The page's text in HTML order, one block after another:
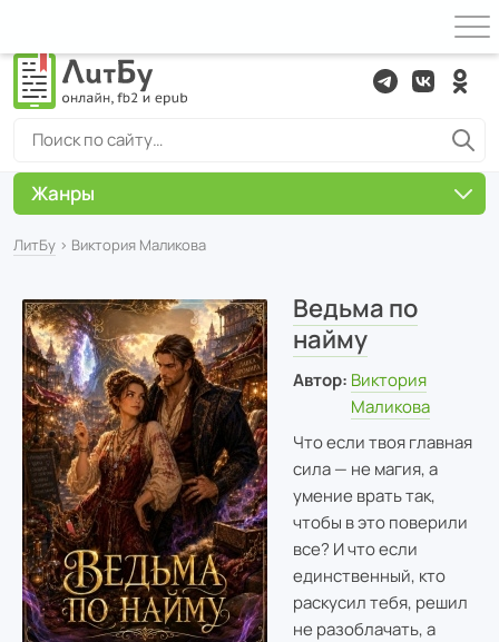
ЛитБу › Виктория Маликова
Ведьма по
найму
Автор: Виктория
Маликова
Что если твоя главная
сила — не магия, а
умение врать так,
чтобы в это поверили
все? И что если
единственный, кто
раскусил тебя, решил
не разоблачать, а
Жанры